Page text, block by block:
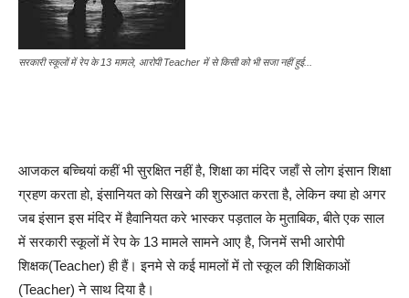
सरकारी स्कूलों में रेप के 13 मामले, आरोपी Teacher में से किसी को भी सजा नहीं हुई...
आजकल बच्चियां कहीं भी सुरक्षित नहीं है, शिक्षा का मंदिर जहाँ से लोग इंसान शिक्षा
ग्रहण करता हो, इंसानियत को सिखने की शुरुआत करता है, लेकिन क्या हो अगर
जब इंसान इस मंदिर में हैवानियत करे भास्कर पड़ताल के मुताबिक, बीते एक साल
में सरकारी स्कूलों में रेप के 13 मामले सामने आए है, जिनमें सभी आरोपी
शिक्षक(Teacher) ही हैं। इनमे से कई मामलों में तो स्कूल की शिक्षिकाओं
(Teacher) ने साथ दिया है।